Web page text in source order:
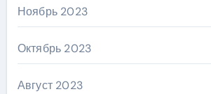
Ноябрь 2023
Октябрь 2023
Август 2023